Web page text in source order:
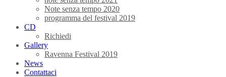
Note senza tempo 2020
programma del festival 2019
CD
Richiedi
Gallery
Ravenna Festival 2019
News
Contattaci